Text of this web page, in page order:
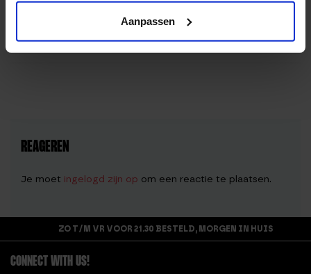
Aanpassen
1 theelepel mosterd
1 theelepel ketchup
1 eetlepel light mayonaise
REAGEREN
Je moet ingelogd zijn op om een reactie te plaatsen.
ZO T/M VR VOOR 21.30 BESTELD, MORGEN IN HUIS
CONNECT WITH US!